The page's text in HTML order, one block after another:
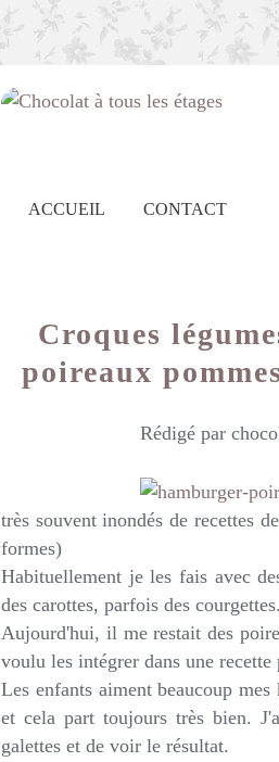
ACCUEIL CONTACT
Croques
poireaux
Rédigé par
très souvent inondés de recettes
formes)
Habituellement je les fais avec
des carottes, parfois des courgettes.
Aujourd'hui, il me restait des
voulu les intégrer dans une recette
Les enfants aiment beaucoup mes
et cela part toujours très bien.
galettes et de voir le résultat.